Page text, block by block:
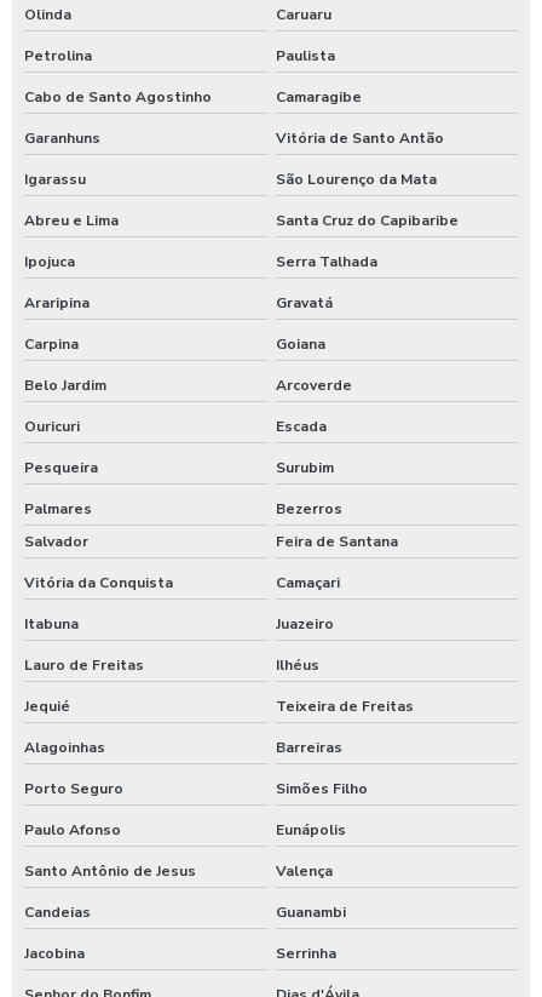
Olinda Caruaru
Petrolina Paulista
Cabo de Santo Agostinho Camaragibe
Garanhuns Vitória de Santo Antão
Igarassu São Lourenço da Mata
Abreu e Lima Santa Cruz do Capibaribe
Ipojuca Serra Talhada
Araripina Gravatá
Carpina Goiana
Belo Jardim Arcoverde
Ouricuri Escada
Pesqueira Surubim
Palmares
Bezerros
Salvador
Feira de Santana
Vitória da Conquista Camaçari
Itabuna Juazeiro
Lauro de Freitas Ilhéus
Jequié Teixeira de Freitas
Alagoinhas Barreiras
Porto Seguro Simões Filho
Paulo Afonso Eunápolis
Santo Antônio de Jesus Valença
Candeias Guanambi
Jacobina Serrinha